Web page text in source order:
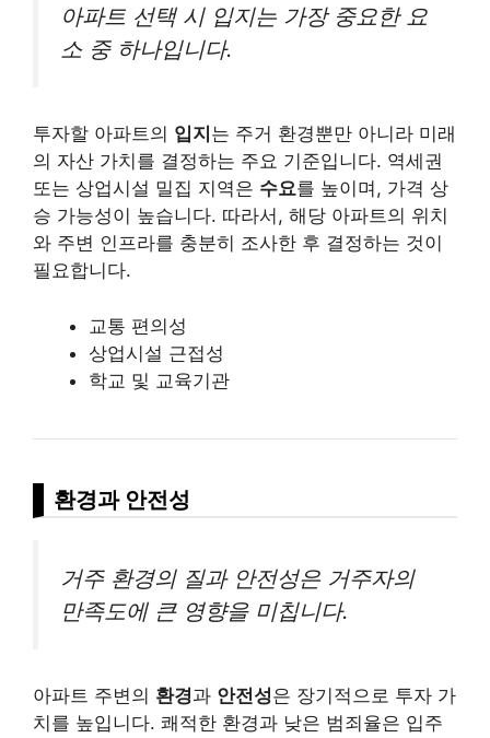
아파트 선택 시 입지는 가장 중요한 요
소 중 하나입니다.
투자할 아파트의 입지 는 주거 환경뿐만 아니라 미래
의 자산 가치를 결정하는 주요 기준입니다. 역세권
또는 상업시설 밀집 지역은 수요를 높이며, 가격 상
승 가능성이 높습니다. 따라서, 해당 아파트의 위치
와 주변 인프라를 충분히 조사한 후 결정하는 것이
필요합니다.
교통 편의성
상업시설 근접성
학교 및 교육기관
환경과 안전성
거주 환경의 질과 안전성은 거주자의
만족도에 큰 영향을 미칩니다.
아파트 주변의 환경과 안전성은 장기적으로 투자 가
치를 높입니다. 쾌적한 환경과 낮은 범죄율은 입주